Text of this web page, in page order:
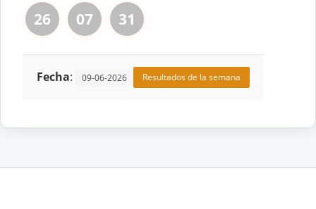
26 07 31
Fecha: 09-06-2026 Resultados de la semana